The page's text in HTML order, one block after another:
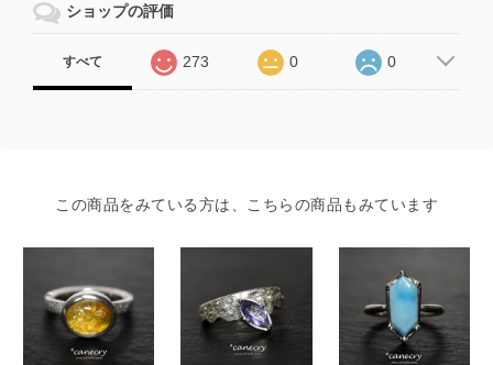
ショップの評価
すべて 273 0 0
この商品をみている方は、こちらの商品もみています